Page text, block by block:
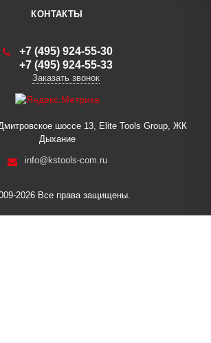
КОНТАКТЫ
+7 (495) 924-55-30
+7 (495) 924-55-33
Заказать звонок
шоссе 13, Elite Tools Group, ЖК
Дыхание
info@kstools-com.ru
2026 Все права защищены.